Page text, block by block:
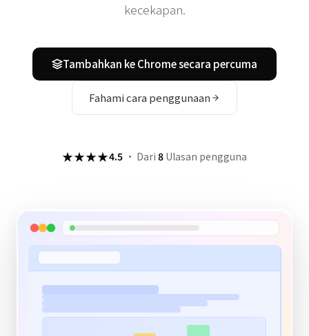
kecekapan.
Tambahkan ke Chrome secara percuma
Fahami cara penggunaan
★★★★4.5 · Dari 8 Ulasan pengguna